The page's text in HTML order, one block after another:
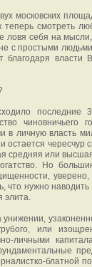
московских
теперь смотреть
ловя себя на
с простыми
благодаря власти
чиновничьего
в личную власть
остается чересчур
средняя или
Но
нужно наводить
элита.
или
личными
блатной